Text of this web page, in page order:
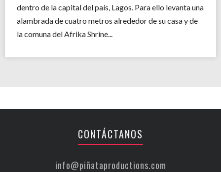
dentro de la capital del país, Lagos. Para ello levanta una
alambrada de cuatro metros alrededor de su casa y de
la comuna del Afrika Shrine...
CONTÁCTANOS
info@piñataproductions.com